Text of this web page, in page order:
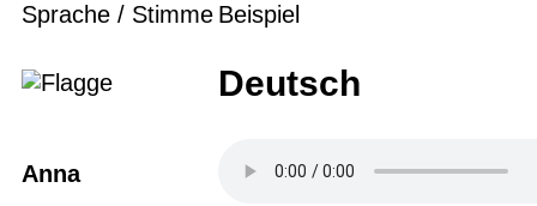
Sprache / Stimme Beispiel
Deutsch
Anna